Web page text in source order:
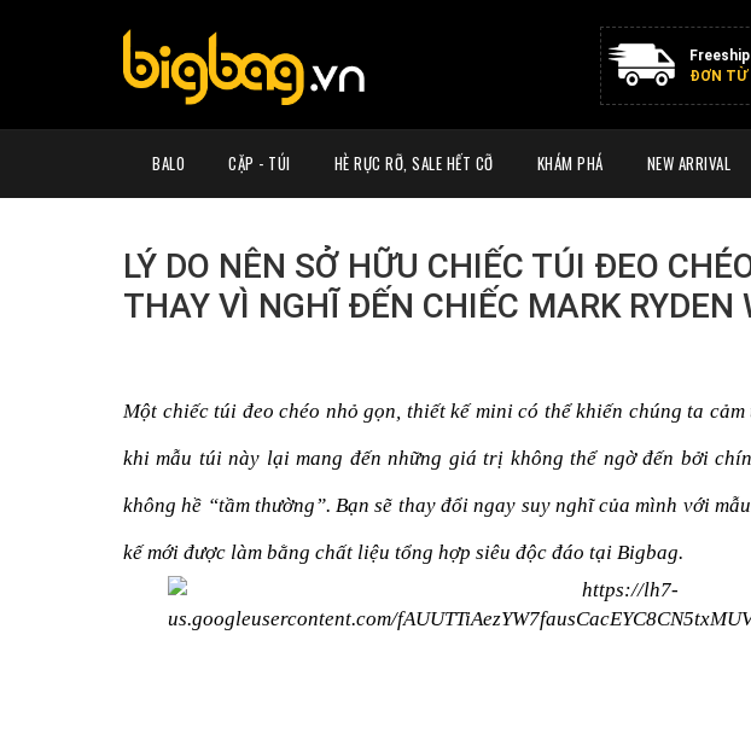
ĐƠN TỪ
BALO CẶP - TÚI HÈ RỰC RỠ, SALE HẾT CỠ KHÁM PHÁ NEW ARRIVAL
LÝ DO NÊN SỞ HỮU CHIẾC TÚI ĐEO
THAY VÌ NGHĨ ĐẾN CHIẾC MARK RYDEN
Một chiếc túi đeo chéo nhỏ gọn, thiết kế mini có thể khiến chúng ta
khi mẫu túi này lại mang đến những giá trị không thể ngờ đến bởi
không hề “tầm thường”. Bạn sẽ thay đổi ngay suy nghĩ của mình với
kế mới được làm bằng chất liệu tổng hợp siêu độc đáo tại Bigbag.